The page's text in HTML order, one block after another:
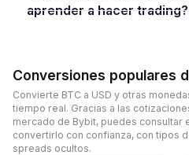
aprender a hacer trading?
Conversiones populares
Convierte BTC a USD y otras
tiempo real. Gracias a las
mercado de Bybit, puedes consultar
convertirlo con confianza, con tipos
spreads ocultos.